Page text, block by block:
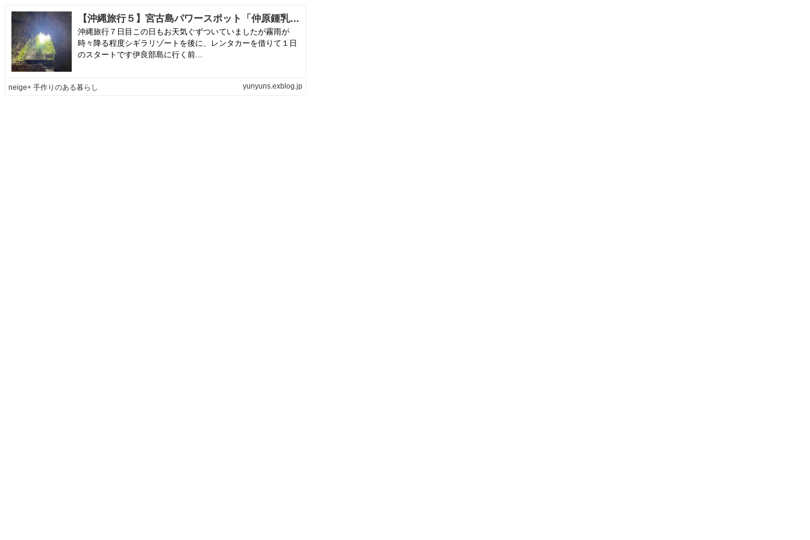
【沖縄旅行５】宮古島パワースポット「仲原鍾乳洞」サトウキビ畑に幻想的な光景が広がっていました | neige+ 手作りのある暮らし
沖縄旅行７日目この日もお天気ぐずついていましたが霧雨が
時々降る程度シギラリゾートを後に、レンタカーを借りて１日
のスタートです伊良部島に行く前...
neige+ 手作りのある暮らし yunyuns.exblog.jp